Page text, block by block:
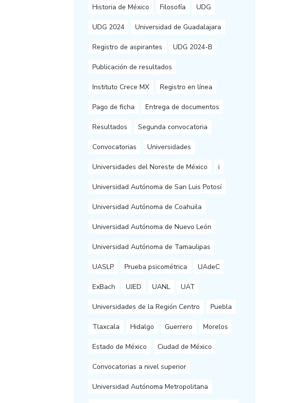
Historia de México Filosofía UDG
UDG 2024 Universidad de Guadalajara
Registro de aspirantes UDG 2024-B
Publicación de resultados
Instituto Crece MX Registro en línea
Pago de ficha Entrega de documentos
Resultados Segunda convocatoria
Convocatorias Universidades
Universidades del Noreste de México i
Universidad Autónoma de San Luis Potosí
Universidad Autónoma de Coahuila
Universidad Autónoma de Nuevo León
Universidad Autónoma de Tamaulipas
UASLP Prueba psicométrica UAdeC
ExBach UJED UANL UAT
Universidades de la Región Centro Puebla
Tlaxcala Hidalgo Guerrero Morelos
Estado de México Ciudad de México
Convocatorias a nivel superior
Universidad Autónoma Metropolitana